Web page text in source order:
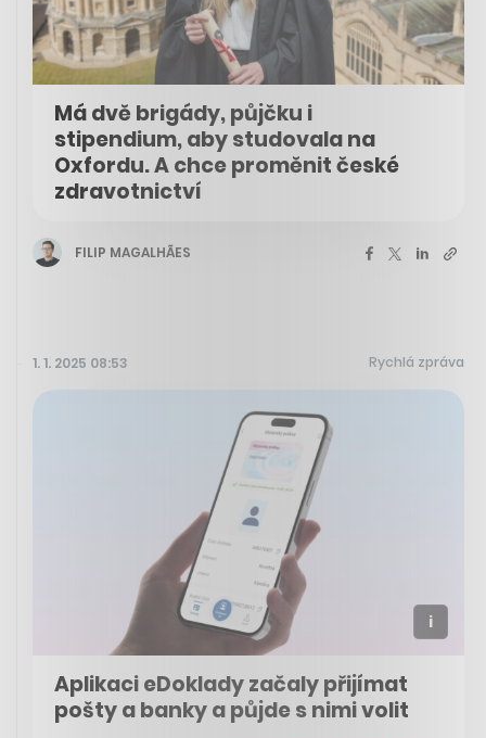
Má dvě brigády, půjčku i
stipendium, aby studovala na
Oxfordu. A chce proměnit české
zdravotnictví
FILIP MAGALHÃES
1. 1. 2025 08:53 Rychlá zpráva
Aplikaci eDoklady začaly přijímat
pošty a banky a půjde s nimi volit